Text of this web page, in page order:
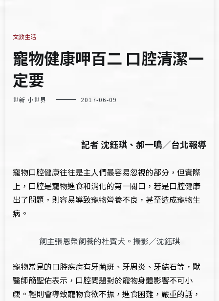
文教生活
寵物健康呷百二 口腔清潔一
定要
世新 小世界 2017-06-09
記者沈鈺琪、 郝一鳴／台北報導
寵物口腔健康往往是主人們最容易忽視的部分，但實際
上，口腔是寵物進食和消化的第一關口，若是口腔健康
出了問題，則容易導致寵物營養不良，甚至造成寵物生
病。
飼主張恩榮飼養的杜賓犬。攝影／沈鈺琪
寵物常見的口腔疾病有牙菌斑、牙周炎、牙結石等，獸
醫師簡聖佑表示，口腔問題對於寵物身體影響不可小
覷。輕則會導致寵物食欲不振，進食困難，嚴重的話，